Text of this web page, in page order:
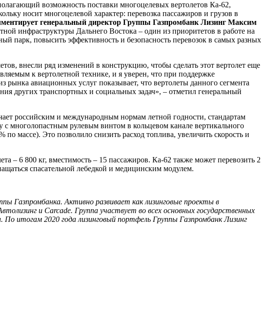
возможность поставки многоцелевых вертолетов Ка-62,
носит многоцелевой характер: перевозка пассажиров и грузов в
генеральный директор Группы Газпромбанк Лизинг Максим
инфраструктуры Дальнего Востока – один из приоритетов в работе на
парк, повысить эффективность и безопасность перевозок в самых разных
внесли ряд изменений в конструкцию, чтобы сделать этот вертолет еще
к вертолетной технике, и я уверен, что при поддержке
авиационных услуг показывает, что вертолеты данного сегмента
других транспортных и социальных задач», – отметил генеральный
российским и международным нормам летной годности, стандартам
многолопастным рулевым винтом в кольцевом канале вертикального
массе). Это позволило снизить расход топлива, увеличить скорость и
– 6 800 кг, вместимость – 15 пассажиров. Ка-62 также может перевозить 2
спасательной лебедкой и медицинским модулем.
Газпромбанка. Активно развивает как лизинговые проекты в
и Carcade. Группа участвует во всех основных государственных
По итогам 2020 года лизинговый портфель Группы Газпромбанк Лизинг